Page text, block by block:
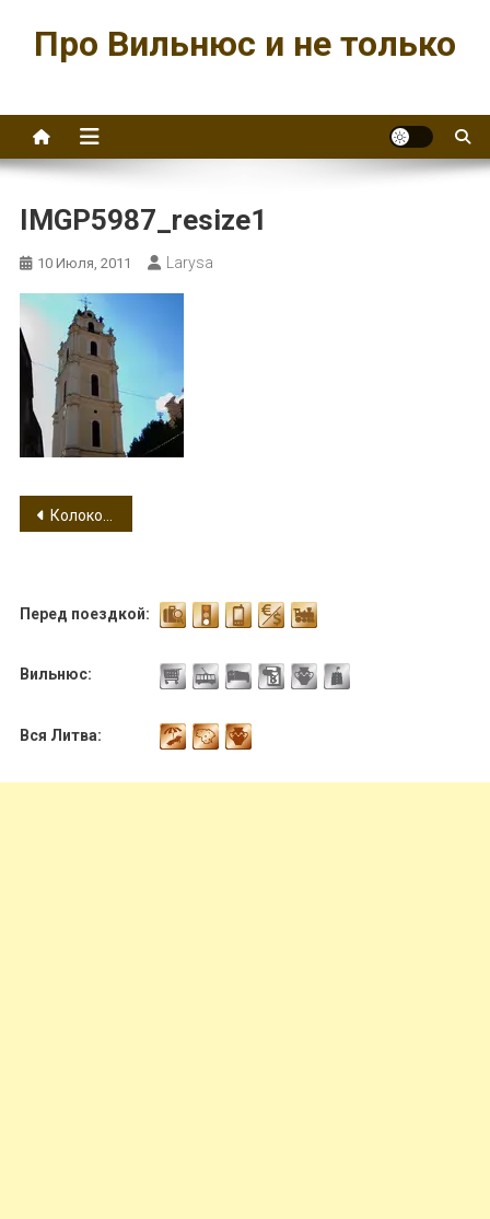
содержимому
Про Вильнюс и не только
IMGP5987_resize1
10 Июля, 2011 Larysa
Навигация
записям
Колокольня Святых Иоаннов
Перед поездкой:
Вильнюс:
Вся Литва: